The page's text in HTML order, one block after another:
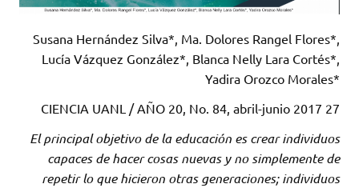
Susana Hernández Silva*, Ma. Dolores Rangel Flores*,
Lucía Vázquez González*, Blanca Nelly Lara Cortés*,
Yadira Orozco Morales*
CIENCIA UANL / AÑO 20, No. 84, abril-junio 2017 27
El principal objetivo de la educación es crear individuos
capaces de hacer cosas nuevas y no simplemente de
repetir lo que hicieron otras generaciones; individuos